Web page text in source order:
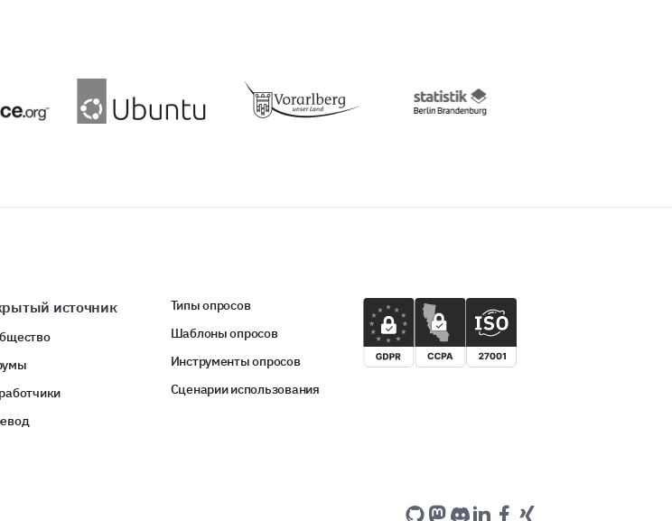
источник
Типы опросов
Шаблоны опросов
Инструменты опросов
Сценарии использования